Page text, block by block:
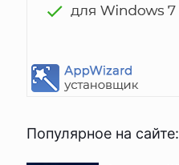
Популярное на сайте: